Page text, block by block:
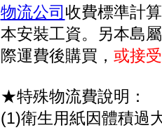
物流公司收費標準計
本安裝工資。另本島
際運費後購買， 或接
★特殊物流費說明：
(1)衛生用紙因體積過